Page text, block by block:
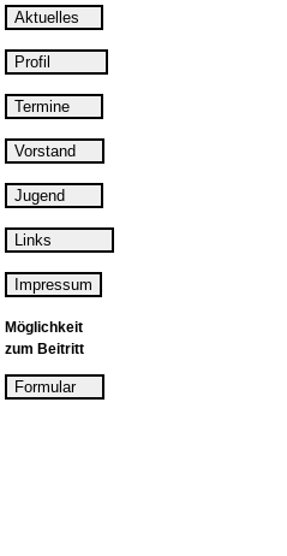
Möglichkeit
zum Beitritt